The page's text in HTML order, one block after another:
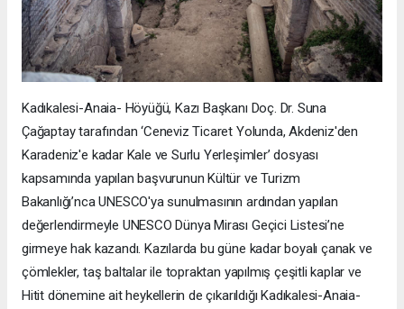
Kadıkalesi-Anaia- Höyüğü, Kazı Başkanı Doç. Dr. Suna
Çağaptay tarafından ‘Ceneviz Ticaret Yolunda, Akdeniz'den
Karadeniz'e kadar Kale ve Surlu Yerleşimler’ dosyası
kapsamında yapılan başvurunun Kültür ve Turizm
Bakanlığı’nca UNESCO'ya sunulmasının ardından yapılan
değerlendirmeyle UNESCO Dünya Mirası Geçici Listesi’ne
girmeye hak kazandı. Kazılarda bu güne kadar boyalı çanak ve
çömlekler, taş baltalar ile topraktan yapılmış çeşitli kaplar ve
Hitit dönemine ait heykellerin de çıkarıldığı Kadıkalesi-Anaia-